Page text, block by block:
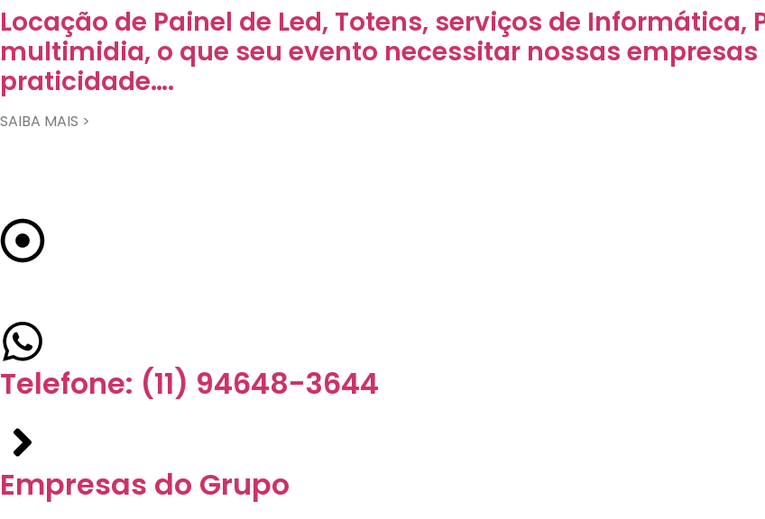
Locação de Painel de Led, Totens, serviços de
multimidia, o que seu evento necessitar nossas
praticidade….
SAIBA MAIS >
Telefone: (11) 94648-3644
Empresas do Grupo